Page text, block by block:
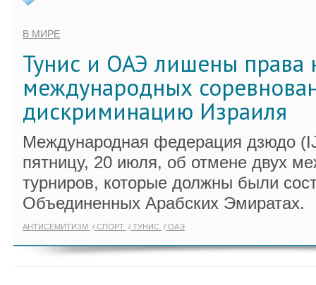
В МИРЕ
Тунис и ОАЭ лишены права
международных
дискриминацию Израиля
Международная федерация дзюдо
пятницу, 20 июля, об отмене двух
турниров, которые должны были
Объединенных Арабских Эмиратах.
АНТИСЕМИТИЗМ СПОРТ ТУНИС ОАЭ